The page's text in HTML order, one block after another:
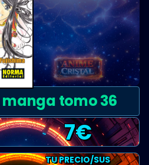
manga tomo 36
7€
TU PRECIO/SUS